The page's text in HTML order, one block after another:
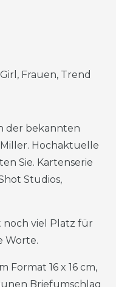
Frauen, Trend
der bekannten
Hochaktuelle
Sie. Kartenserie
Studios,
noch viel Platz für
Worte.
Format 16 x 16 cm,
Briefumschlag